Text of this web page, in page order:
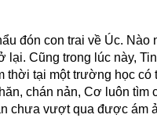
đón con trai về Úc. Nào
lại. Cũng trong lúc này,
tại một trường học có
chán nản, Cơ luôn tìm
chưa vượt qua được ám